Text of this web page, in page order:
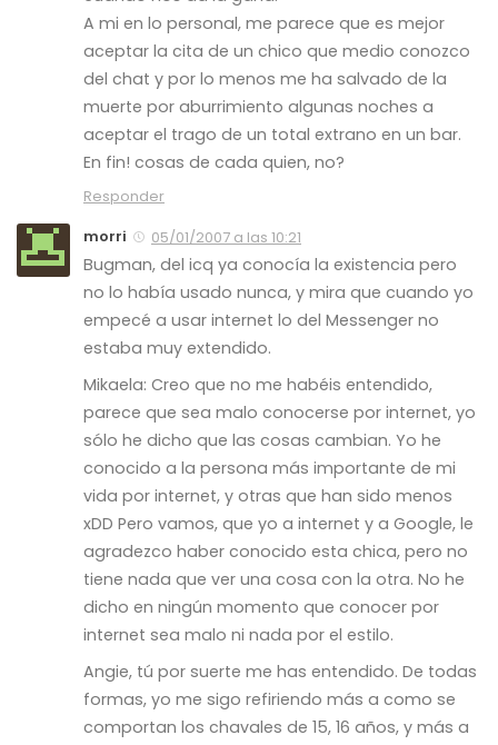
A mi en lo personal, me parece que es mejor
aceptar la cita de un chico que medio conozco
del chat y por lo menos me ha salvado de la
muerte por aburrimiento algunas noches a
aceptar el trago de un total extrano en un bar.
En fin! cosas de cada quien, no?
Responder
morri
05/01/2007 a las 10:21
Bugman, del icq ya conocía la existencia pero
no lo había usado nunca, y mira que cuando yo
empecé a usar internet lo del Messenger no
estaba muy extendido.
Mikaela: Creo que no me habéis entendido,
parece que sea malo conocerse por internet, yo
sólo he dicho que las cosas cambian. Yo he
conocido a la persona más importante de mi
vida por internet, y otras que han sido menos
xDD Pero vamos, que yo a internet y a Google, le
agradezco haber conocido esta chica, pero no
tiene nada que ver una cosa con la otra. No he
dicho en ningún momento que conocer por
internet sea malo ni nada por el estilo.
Angie, tú por suerte me has entendido. De todas
formas, yo me sigo refiriendo más a como se
comportan los chavales de 15, 16 años, y más a